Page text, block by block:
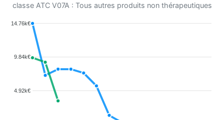
classe ATC V07A : Tous autres produits non thérapeutiques
14.76k€
9.84k€
4.92k€